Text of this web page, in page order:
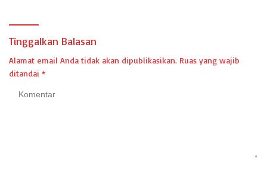
Tinggalkan Balasan
Alamat email Anda tidak akan dipublikasikan. Ruas yang wajib
ditandai *